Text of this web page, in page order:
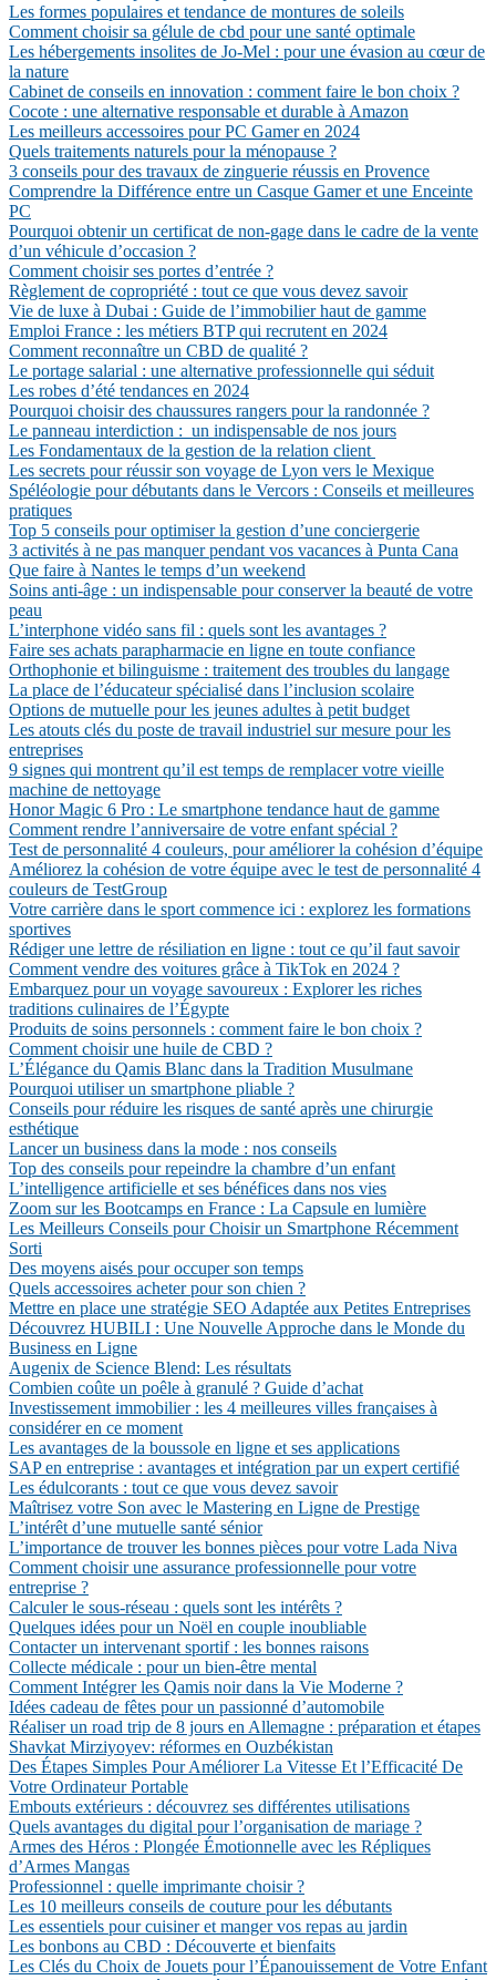
Les formes populaires et tendance de montures de soleils
Comment choisir sa gélule de cbd pour une santé optimale
Les hébergements insolites de Jo-Mel : pour une évasion au cœur de
la nature
Cabinet de conseils en innovation : comment faire le bon choix ?
Cocote : une alternative responsable et durable à Amazon
Les meilleurs accessoires pour PC Gamer en 2024
Quels traitements naturels pour la ménopause ?
3 conseils pour des travaux de zinguerie réussis en Provence
Comprendre la Différence entre un Casque Gamer et une Enceinte
PC
Pourquoi obtenir un certificat de non-gage dans le cadre de la vente
d’un véhicule d’occasion ?
Comment choisir ses portes d’entrée ?
Règlement de copropriété : tout ce que vous devez savoir
Vie de luxe à Dubai : Guide de l’immobilier haut de gamme
Emploi France : les métiers BTP qui recrutent en 2024
Comment reconnaître un CBD de qualité ?
Le portage salarial : une alternative professionnelle qui séduit
Les robes d’été tendances en 2024
Pourquoi choisir des chaussures rangers pour la randonnée ?
Le panneau interdiction : un indispensable de nos jours
Les Fondamentaux de la gestion de la relation client
Les secrets pour réussir son voyage de Lyon vers le Mexique
Spéléologie pour débutants dans le Vercors : Conseils et meilleures
pratiques
Top 5 conseils pour optimiser la gestion d’une conciergerie
3 activités à ne pas manquer pendant vos vacances à Punta Cana
Que faire à Nantes le temps d’un weekend
Soins anti-âge : un indispensable pour conserver la beauté de votre
peau
L’interphone vidéo sans fil : quels sont les avantages ?
Faire ses achats parapharmacie en ligne en toute confiance
Orthophonie et bilinguisme : traitement des troubles du langage
La place de l’éducateur spécialisé dans l’inclusion scolaire
Options de mutuelle pour les jeunes adultes à petit budget
Les atouts clés du poste de travail industriel sur mesure pour les
entreprises
9 signes qui montrent qu’il est temps de remplacer votre vieille
machine de nettoyage
Honor Magic 6 Pro : Le smartphone tendance haut de gamme
Comment rendre l’anniversaire de votre enfant spécial ?
Test de personnalité 4 couleurs, pour améliorer la cohésion d’équipe
Améliorez la cohésion de votre équipe avec le test de personnalité 4
couleurs de TestGroup
Votre carrière dans le sport commence ici : explorez les formations
sportives
Rédiger une lettre de résiliation en ligne : tout ce qu’il faut savoir
Comment vendre des voitures grâce à TikTok en 2024 ?
Embarquez pour un voyage savoureux : Explorer les riches
traditions culinaires de l’Égypte
Produits de soins personnels : comment faire le bon choix ?
Comment choisir une huile de CBD ?
L’Élégance du Qamis Blanc dans la Tradition Musulmane
Pourquoi utiliser un smartphone pliable ?
Conseils pour réduire les risques de santé après une chirurgie
esthétique
Lancer un business dans la mode : nos conseils
Top des conseils pour repeindre la chambre d’un enfant
L’intelligence artificielle et ses bénéfices dans nos vies
Zoom sur les Bootcamps en France : La Capsule en lumière
Les Meilleurs Conseils pour Choisir un Smartphone Récemment
Sorti
Des moyens aisés pour occuper son temps
Quels accessoires acheter pour son chien ?
Mettre en place une stratégie SEO Adaptée aux Petites Entreprises
Découvrez HUBILI : Une Nouvelle Approche dans le Monde du
Business en Ligne
Augenix de Science Blend: Les résultats
Combien coûte un poêle à granulé ? Guide d’achat
Investissement immobilier : les 4 meilleures villes françaises à
considérer en ce moment
Les avantages de la boussole en ligne et ses applications
SAP en entreprise : avantages et intégration par un expert certifié
Les édulcorants : tout ce que vous devez savoir
Maîtrisez votre Son avec le Mastering en Ligne de Prestige
L’intérêt d’une mutuelle santé sénior
L’importance de trouver les bonnes pièces pour votre Lada Niva
Comment choisir une assurance professionnelle pour votre
entreprise ?
Calculer le sous-réseau : quels sont les intérêts ?
Quelques idées pour un Noël en couple inoubliable
Contacter un intervenant sportif : les bonnes raisons
Collecte médicale : pour un bien-être mental
Comment Intégrer les Qamis noir dans la Vie Moderne ?
Idées cadeau de fêtes pour un passionné d’automobile
Réaliser un road trip de 8 jours en Allemagne : préparation et étapes
Shavkat Mirziyoyev: réformes en Ouzbékistan
Des Étapes Simples Pour Améliorer La Vitesse Et l’Efficacité De
Votre Ordinateur Portable
Embouts extérieurs : découvrez ses différentes utilisations
Quels avantages du digital pour l’organisation de mariage ?
Armes des Héros : Plongée Émotionnelle avec les Répliques
d’Armes Mangas
Professionnel : quelle imprimante choisir ?
Les 10 meilleurs conseils de couture pour les débutants
Les essentiels pour cuisiner et manger vos repas au jardin
Les bonbons au CBD : Découverte et bienfaits
Les Clés du Choix de Jouets pour l’Épanouissement de Votre Enfant